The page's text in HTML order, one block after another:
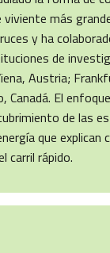
más
y ha
de
Austria;
Canadá. El
de las
que explican
carril rápido.